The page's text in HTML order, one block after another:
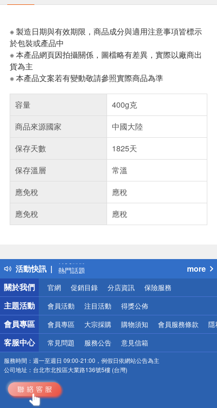
※ 製造日期與有效期限，商品成分與適用注意事項皆標示
於包裝或產品中
※ 本產品網頁因拍攝關係，圖檔略有差異，實際以廠商出
貨為主
※ 本產品文案若有變動敬請參照實際商品為準
容量
400g克
商品來源國家
中國大陸
保存天數
1825天
保存溫層
常溫
應免稅
應稅
應免稅
應稅
活動快訊
得獎公告
熱門話題
銀行優惠
偏遠地區配送
詐騙網頁！請小心！
more
關於我們
官網 促銷目錄 分店資訊 保險服務
主題活動 會員活動 注目活動 得獎公佈
會員專區 會員專區 大宗採購 購物須知 會員服務條款 隱
客服中心 常見問題 服務公告 意見信箱
服務時間： 週一至週日 09:00-21:00，例假日依網站公告為主
公司地址： 台北市北投區大業路136號5樓 (台灣)